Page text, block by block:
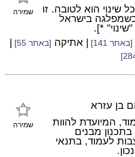
שמירה
שינוי הוא לטובה. זו
בישראל
*].
[באתר 141] | אתיקה [באתר 55]
|
שמירה
בן עזרא
המיועדת להוות
מבנים
לעמוד, בתנאי